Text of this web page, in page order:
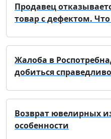
Продавец
товар с дефектом.
Жалоба в
добиться
Возврат ювелирных
особенности